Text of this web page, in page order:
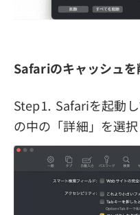
Safariのキャッシュを
Step⒈ Safariを起動し
の中の「詳細」を選択